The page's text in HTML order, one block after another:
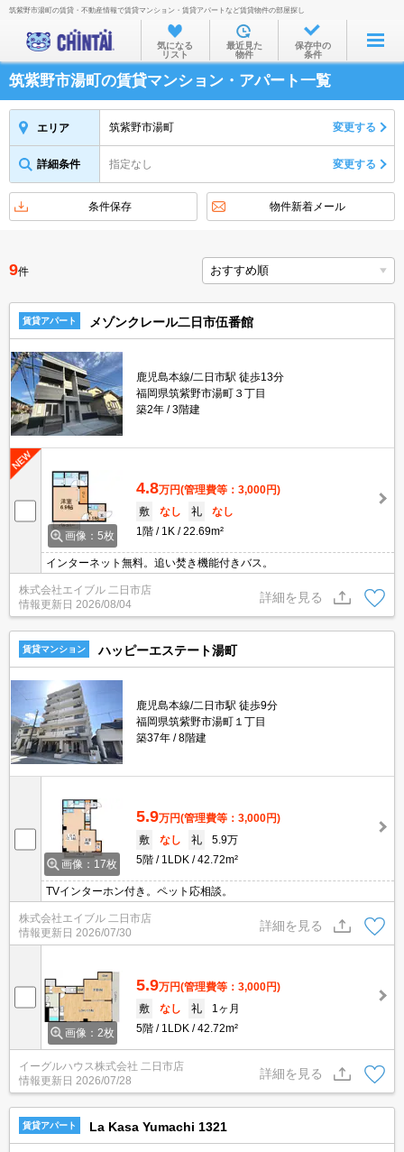
お部屋を探す
沿線・駅から
住所から
物件特集から
不動産会社から
TOP
筑紫野市湯町の賃貸・不動産情報で賃貸マンション・賃貸アパートなど賃貸物件の部屋探し
気になる
リスト
最近見た
物件
保存中の
条件
筑紫野市湯町の賃貸マンション・アパート一覧
エリア 筑紫野市湯町 変更する
詳細条件 指定なし 変更する
条件保存 物件新着メール
9件
賃貸アパート メゾンクレール二日市伍番館
鹿児島本線/二日市駅 徒歩13分
福岡県筑紫野市湯町３丁目
築2年
3階建
画像：5枚
4.8万円(管理費等：3,000円)
敷
なし 礼
なし
1階
1K 22.69m²
インターネット無料。追い焚き機能付きバス。
株式会社エイブル 二日市店
情報更新日 2026/08/04
詳細を見る
賃貸マンション ハッピーエステート湯町
鹿児島本線/二日市駅 徒歩9分
福岡県筑紫野市湯町１丁目
築37年
8階建
画像：17枚
5.9万円(管理費等：3,000円)
敷
なし 礼
5.9万
5階
1LDK 42.72m²
TVインターホン付き。ペット応相談。
株式会社エイブル 二日市店
情報更新日 2026/07/30
詳細を見る
画像：2枚
5.9万円(管理費等：3,000円)
敷
なし 礼
1ヶ月
5階
1LDK 42.72m²
イーグルハウス株式会社 二日市店
情報更新日 2026/07/28
詳細を見る
賃貸アパート La Kasa Yumachi 1321